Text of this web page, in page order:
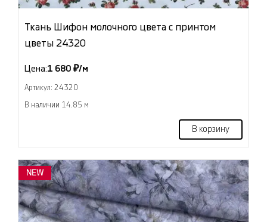
Ткань Шифон молочного цвета с принтом
цветы 24320
Цена:1 680 ₽/м
Артикул: 24320
В наличии 14.85 м
В корзину
NEW